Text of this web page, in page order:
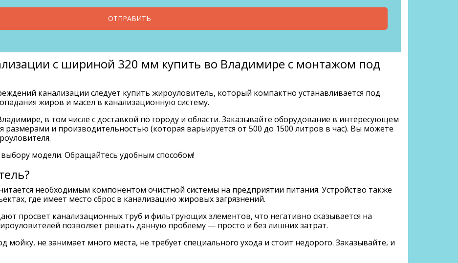
ОТПРАВИТЬ
с шириной 320 мм купить во Владимире с монтажом под
канализации следует купить жироуловитель, который компактно устанавливается под
жиров и масел в канализационную систему.
в том числе с доставкой по городу и области. Заказывайте оборудование в интересующем
и производительностью (которая варьируется от 500 до 1500 литров в час). Вы можете
модели. Обращайтесь удобным способом!
необходимым компонентом очистной системы на предприятии питания. Устройство также
где имеет место сброс в канализацию жировых загрязнений.
просвет канализационных труб и фильтрующих элементов, что негативно сказывается на
позволяет решать данную проблему — просто и без лишних затрат.
мойку, не занимает много места, не требует специального ухода и стоит недорого. Заказывайте, и